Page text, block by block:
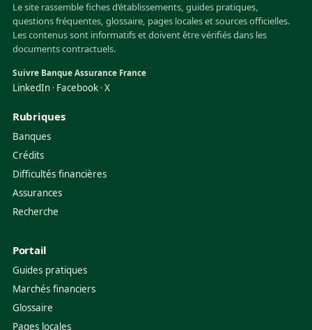
Le site rassemble fiches d’établissements, guides pratiques,
questions fréquentes, glossaire, pages locales et sources officielles.
Les contenus sont informatifs et doivent être vérifiés dans les
documents contractuels.
Suivre Banque Assurance France
LinkedIn · Facebook ·X
Rubriques
Banques
Crédits
Difficultés financières
Assurances
Recherche
Portail
Guides pratiques
Marchés financiers
Glossaire
Pages locales